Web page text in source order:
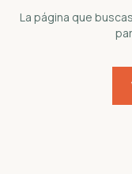
La página que